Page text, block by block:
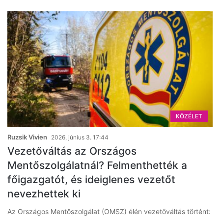
KÖZÉLET
Ruzsik Vivien 2026, június 3. 17:44
Vezetőváltás az Országos
Mentőszolgálatnál? Felmenthették a
főigazgatót, és ideiglenes vezetőt
nevezhettek ki
Az Országos Mentőszolgálat (OMSZ) élén vezetőváltás történt: